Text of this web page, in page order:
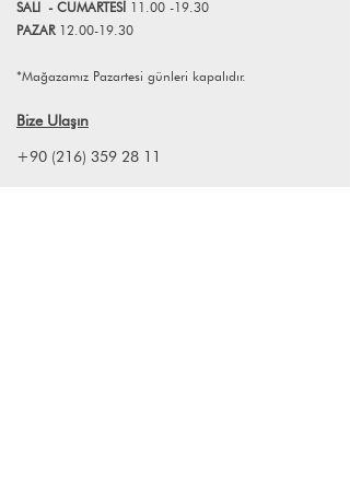
SALI - CUMARTESİ 11.00 -19.30
PAZAR 12.00-19.30
*Mağazamız Pazartesi günleri kapalıdır.
Bize Ulaşın
+90 (216) 359 28 11